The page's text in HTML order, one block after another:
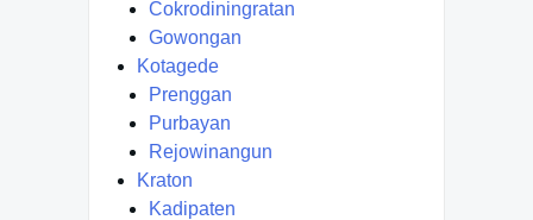
Cokrodiningratan
Gowongan
Kotagede
Prenggan
Purbayan
Rejowinangun
Kraton
Kadipaten